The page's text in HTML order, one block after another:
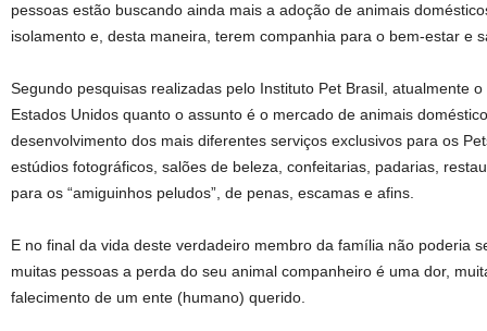
pessoas estão buscando ainda mais a adoção de animais
isolamento e, desta maneira, terem companhia para o bem-estar e
Segundo pesquisas realizadas pelo Instituto Pet Brasil, atualmente
Estados Unidos quanto o assunto é o mercado de animais
desenvolvimento dos mais diferentes serviços exclusivos para os
estúdios fotográficos, salões de beleza, confeitarias, padarias,
para os “amiguinhos peludos”, de penas, escamas e afins.
E no final da vida deste verdadeiro membro da família não poderia
muitas pessoas a perda do seu animal companheiro é uma dor,
falecimento de um ente (humano) querido.